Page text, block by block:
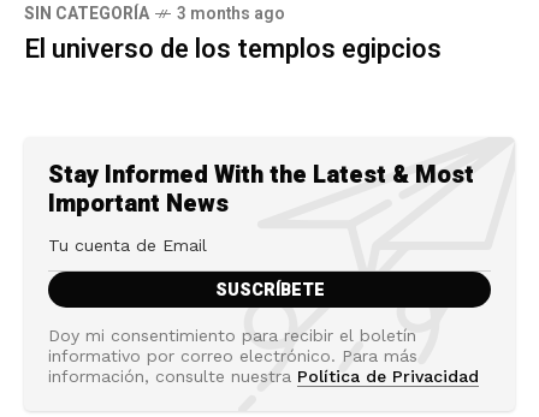
SIN CATEGORÍA 3 months ago
El universo de los templos egipcios
Stay Informed With the Latest & Most
Important News
Doy mi consentimiento para recibir el boletín
informativo por correo electrónico. Para más
información, consulte nuestra Política de Privacidad